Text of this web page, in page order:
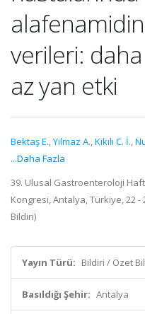
verileri:
az yan etki
Bektaş E.,Yılmaz A.,Kıkılı C. İ.,
...Daha Fazla
39. Ulusal Gastroenteroloji
Kongresi, Antalya, Türkiye, 22 -
Bildiri)
Yayın Türü: Bildiri / Özet
Basıldığı Şehir: Antalya